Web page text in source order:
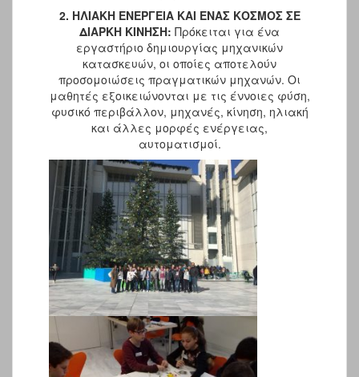
2. ΗΛΙΑΚΗ ΕΝΕΡΓΕΙΑ ΚΑΙ ΕΝΑΣ ΚΟΣΜΟΣ ΣΕ
ΔΙΑΡΚΗ ΚΙΝΗΣΗ: Πρόκειται για ένα
εργαστήριο δημιουργίας μηχανικών
κατασκευών, οι οποίες αποτελούν
προσομοιώσεις πραγματικών μηχανών. Οι
μαθητές εξοικειώνονται με τις έννοιες φύση,
φυσικό περιβάλλον, μηχανές, κίνηση, ηλιακή
και άλλες μορφές ενέργειας,
αυτοματισμοί.